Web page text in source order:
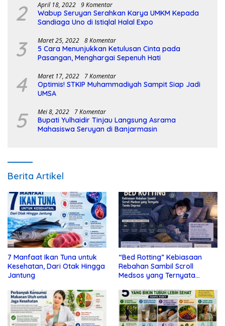
2 April 18, 2022 9 Komentar
Wabup Seruyan Serahkan Karya UMKM Kepada
Sandiaga Uno di Istiqlal Halal Expo
3 Maret 25, 2022 8 Komentar
5 Cara Menunjukkan Ketulusan Cinta pada
Pasangan, Menghargai Sepenuh Hati
4 Maret 17, 2022 7 Komentar
Optimis! STKIP Muhammadiyah Sampit Siap Jadi
UMSA
5 Mei 8, 2022 7 Komentar
Bupati Yulhaidir Tinjau Langsung Asrama
Mahasiswa Seruyan di Banjarmasin
Berita Artikel
7 Manfaat Ikan Tuna untuk
Kesehatan, Dari Otak Hingga
Jantung
“Bed Rotting” Kebiasaan
Rebahan Sambil Scroll
Medsos yang Ternyata